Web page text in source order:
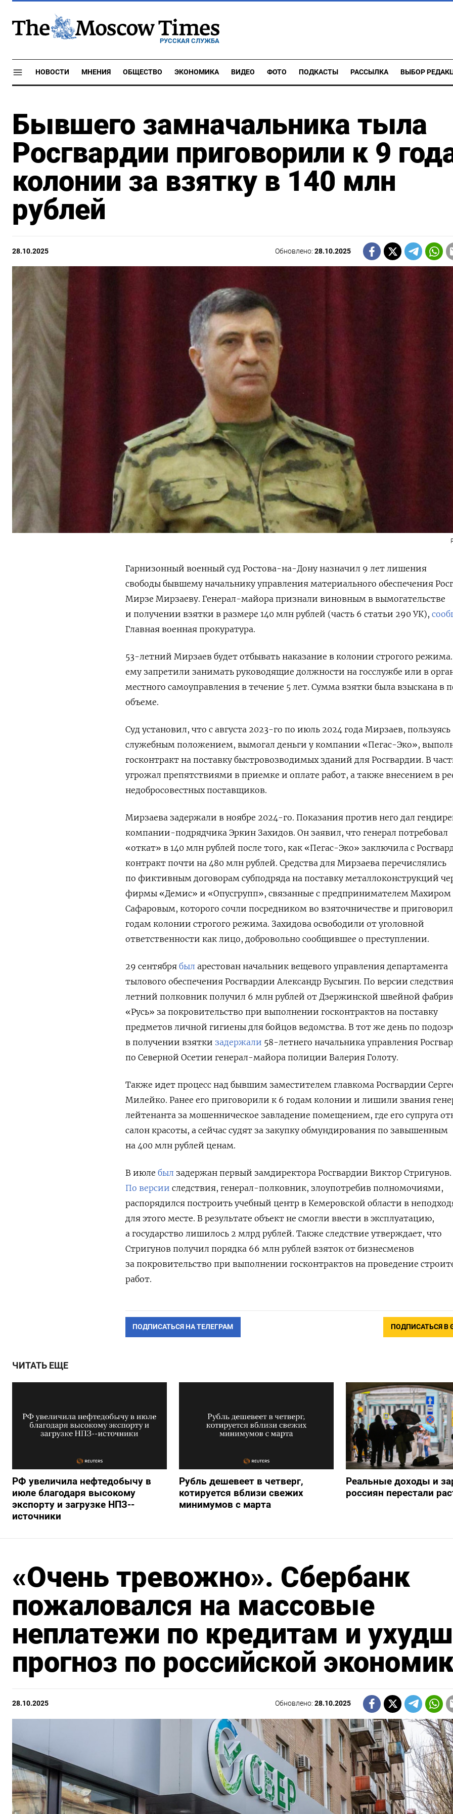
РУССКАЯ СЛУЖБА
НОВОСТИ МНЕНИЯ ОБЩЕСТВО ЭКОНОМИКА ВИДЕО ФОТО ПОДКАСТЫ РАССЫЛКА ВЫБОР
Бывшего замначальника тыла
Росгвардии приговорили к 9
колонии за взятку в 140 млн
рублей
28.10.2025 Обновлено:28.10.2025
Гарнизонный военный суд Ростова-на-Дону назначил 9 лет лишения
свободы бывшему начальнику управления материального обеспечения
Мирзе Мирзаеву. Генерал-майора признали виновным в вымогательстве
и получении взятки в размере 140 млн рублей (часть 6 статьи 290 УК),
Главная военная прокуратура.
53-летний Мирзаев будет отбывать наказание в колонии строгого
ему запретили занимать руководящие должности на госслужбе или в
местного самоуправления в течение 5 лет. Сумма взятки была взыскана в
объеме.
Суд установил, что с августа 2023-го по июль 2024 года Мирзаев, пользуясь
служебным положением, вымогал деньги у компании «Пегас-Эко»,
госконтракт на поставку быстровозводимых зданий для Росгвардии. В
угрожал препятствиями в приемке и оплате работ, а также внесением в
недобросовестных поставщиков.
Мирзаева задержали в ноябре 2024-го. Показания против него дал
компании-подрядчика Эркин Захидов. Он заявил, что генерал потребовал
«откат» в 140 млн рублей после того, как «Пегас-Эко» заключила с
контракт почти на 480 млн рублей. Средства для Мирзаева перечислялись
по фиктивным договорам субподряда на поставку металлоконструкций
фирмы «Демис» и «Опусгрупп», связанные с предпринимателем Махиром
Сафаровым, которого сочли посредником во взяточничестве и
годам колонии строгого режима. Захидова освободили от уголовной
ответственности как лицо, добровольно сообщившее о преступлении.
29 сентября был арестован начальник вещевого управления департамента
тылового обеспечения Росгвардии Александр Бусыгин. По версии
летний полковник получил 6 млн рублей от Дзержинской швейной
«Русь» за покровительство при выполнении госконтрактов на поставку
предметов личной гигиены для бойцов ведомства. В тот же день по
в получении взятки задержали 58-летнего начальника управления
по Северной Осетии генерал-майора полиции Валерия Голоту.
Также идет процесс над бывшим заместителем главкома Росгвардии
Милейко. Ранее его приговорили к 6 годам колонии и лишили звания
лейтенанта за мошенническое завладение помещением, где его супруга
салон красоты, а сейчас судят за закупку обмундирования по завышенным
на 400 млн рублей ценам.
В июле был задержан первый замдиректора Росгвардии Виктор Стригунов.
По версии следствия, генерал-полковник, злоупотребив полномочиями,
распорядился построить учебный центр в Кемеровской области в
для этого месте. В результате объект не смогли ввести в эксплуатацию,
а государство лишилось 2 млрд рублей. Также следствие утверждает, что
Стригунов получил порядка 66 млн рублей взяток от бизнесменов
за покровительство при выполнении госконтрактов на проведение
работ.
ПОДПИСАТЬСЯ НА ТЕЛЕГРАМ ПОДПИСАТЬСЯ В
ЧИТАТЬ ЕЩЕ
РФ увеличила нефтедобычу в
июле благодаря высокому
экспорту и загрузке НПЗ--
источники
Рубль дешевеет в четверг,
котируется вблизи свежих
минимумов с марта
Реальные доходы и
россиян перестали
«Очень тревожно». Сбербанк
пожаловался на массовые
неплатежи по кредитам и
прогноз по российской
28.10.2025 Обновлено:28.10.2025